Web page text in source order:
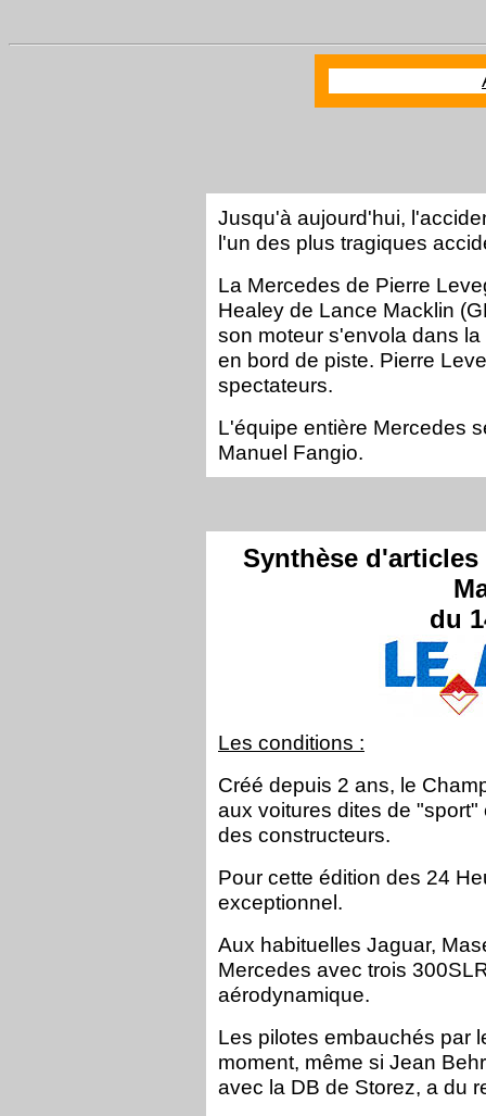
Jusqu'à aujourd'hui,
l'un des plus tragiques
La Mercedes de Pierre
Healey de Lance Macklin
son moteur s'envola dans
en bord de piste. Pierre
spectateurs.
L'équipe entière Mercedes
Manuel Fangio.
Synthèse
du
Les conditions :
Créé depuis 2 ans, le
aux voitures dites de
des constructeurs.
Pour cette édition des 24
exceptionnel.
Aux habituelles Jaguar,
Mercedes avec trois
aérodynamique.
Les pilotes embauchés par
moment, même si Jean
avec la DB de Storez, a du